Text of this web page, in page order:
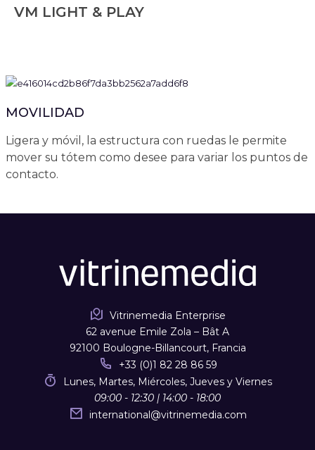
VM LIGHT & PLAY
MOVILIDAD
Ligera y móvil, la estructura con ruedas le permite
mover su tótem como desee para variar los puntos de
contacto.
Vitrinemedia Enterprise
62 avenue Emile Zola – Bât A
92100 Boulogne-Billancourt, Francia
+33 (0)1 82 28 86 59
Lunes, Martes, Miércoles, Jueves y Viernes
09:00 - 12:30 | 14:00 - 18:00
international@vitrinemedia.com